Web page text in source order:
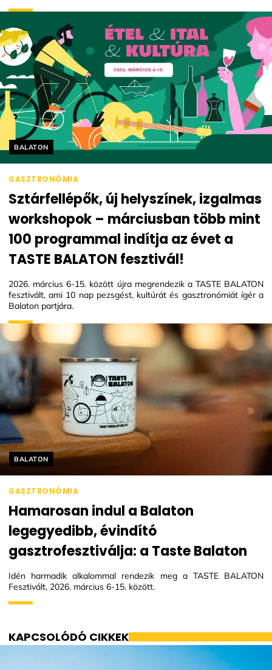
Helyszín címkék:
BALATON
GASZTRONÓMIA
Sztárfellépők, új helyszínek, izgalmas
workshopok – márciusban több mint
100 programmal indítja az évet a
TASTE BALATON fesztivál!
2026. március 6-15. között újra megrendezik a TASTE BALATON
fesztivált, ami 10 nap pezsgést, kultúrát és gasztronómiát ígér a
Balaton partjára.
Helyszín címkék:
BALATON
GASZTRONÓMIA
Hamarosan indul a Balaton
legegyedibb, évindító
gasztrofesztiválja: a Taste Balaton
Idén harmadik alkalommal rendezik meg a TASTE BALATON
Fesztivált, 2026. március 6-15. között.
KAPCSOLÓDÓ CIKKEK